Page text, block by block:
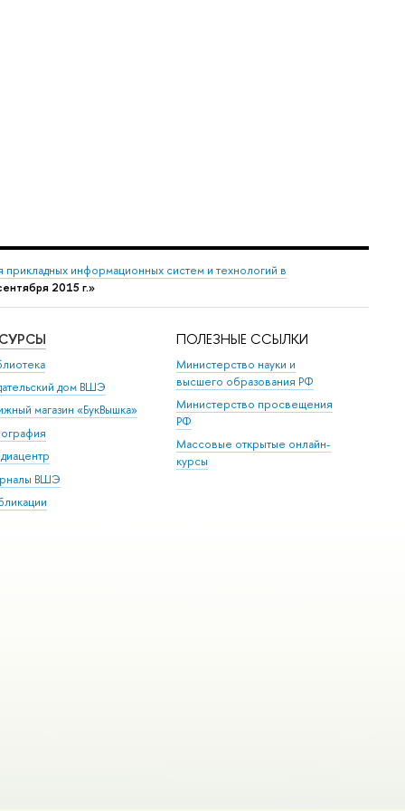
информационных систем и технологий в
2015 г.»
дом ВШЭ
магазин «БукВышка»
ВШЭ
ПОЛЕЗНЫЕ ССЫЛКИ
Министерство науки и
высшего образования РФ
Министерство просвещения
РФ
Массовые открытые онлайн-
курсы